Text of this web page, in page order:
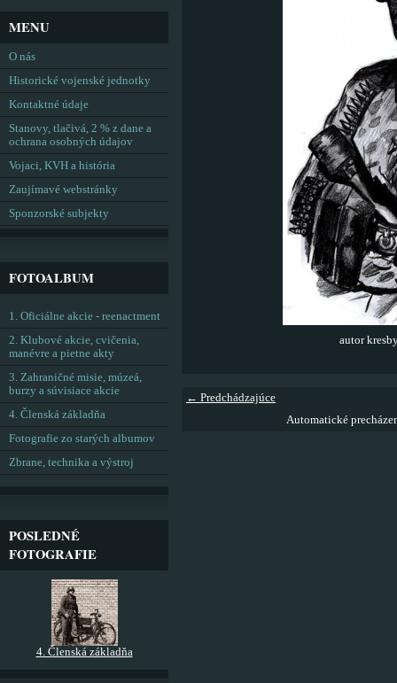
autor
← Predchádzajúce
Automatické
MENU
O nás
Historické vojenské jednotky
Kontaktné údaje
Stanovy, tlačivá, 2 % z dane a
ochrana osobných údajov
Vojaci, KVH a história
Zaujímavé webstránky
Sponzorské subjekty
FOTOALBUM
1. Oficiálne akcie - reenactment
2. Klubové akcie, cvičenia,
manévre a pietne akty
3. Zahraničné misie, múzeá,
burzy a súvisiace akcie
4. Členská základňa
Fotografie zo starých albumov
Zbrane, technika a výstroj
POSLEDNÉ
FOTOGRAFIE
4. Členská základňa